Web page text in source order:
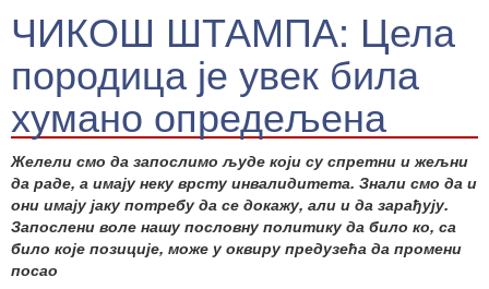
ЧИКОШ ШТАМПА: Цела
породица је увек била
хумано опредељена
Желели смо да запослимо људе који су спретни и жељни
да раде, а имају неку врсту инвалидитета. Знали смо да и
они имају јаку потребу да се докажу, али и да зарађују.
Запослени воле нашу пословну политику да било ко, са
било које позиције, може у оквиру предузећа да промени
посао